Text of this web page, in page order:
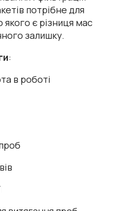
потрібне для
є різниця мас
залишку.
:
в роботі